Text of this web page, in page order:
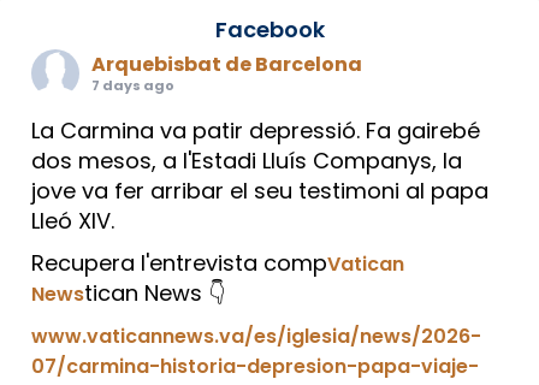
Facebook
Arquebisbat de Barcelona
7 days ago
La Carmina va patir depressió. Fa gairebé
dos mesos, a l'Estadi Lluís Companys, la
jove va fer arribar el seu testimoni al papa
Lleó XIV.
Recupera l'entrevista compVatican
Newstican News 👇
www.vaticannews.va/es/iglesia/news/2026-
07/carmina-historia-depresion-papa-viaje-